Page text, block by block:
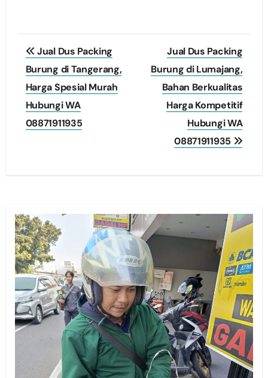
Post
navigation
Jual Dus Packing
Burung di Tangerang,
Harga Spesial Murah
Hubungi WA
08871911935
Jual Dus Packing
Burung di Lumajang,
Bahan Berkualitas
Harga Kompetitif
Hubungi WA
08871911935